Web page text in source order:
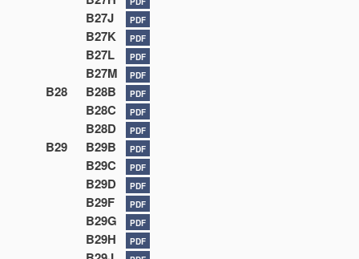
B27J PDF
B27K PDF
B27L PDF
B27M PDF
B28 B28B PDF
B28C PDF
B28D PDF
B29 B29B PDF
B29C PDF
B29D PDF
B29F PDF
B29G PDF
B29H PDF